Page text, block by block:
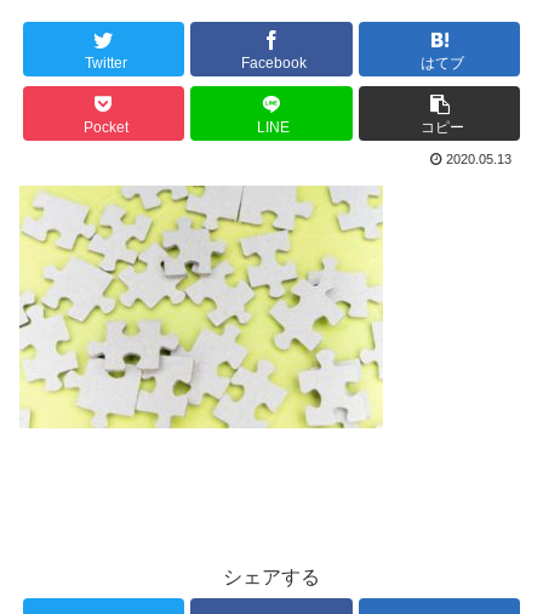
Twitter Facebook はてブ
Pocket LINE コピー
2020.05.13
シェアする